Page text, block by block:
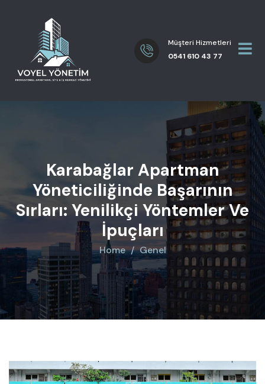
Müşteri Hizmetleri
0541 610 43 77
Karabağlar Apartman
Yöneticiliğinde Başarının
Sırları: Yenilikçi Yöntemler Ve
İpuçları
Home Genel